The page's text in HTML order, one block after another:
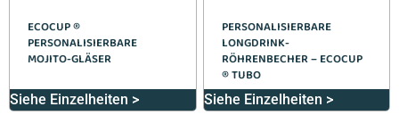
ECOCUP ®
PERSONALISIERBARE
MOJITO-GLÄSER
Siehe Einzelheiten >
PERSONALISIERBARE
LONGDRINK-
RÖHRENBECHER – ECOCUP
® TUBO
Siehe Einzelheiten >